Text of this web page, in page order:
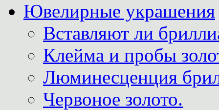
Ювелирные украшения
Вставляют ли
Клейма и пробы
Люминесценция
Червоное золото.